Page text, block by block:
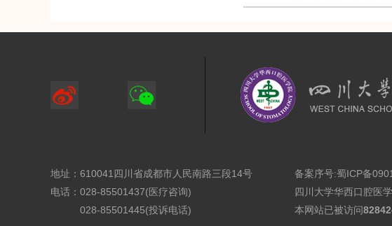
地址：610041四川省成都市人民南路三段14号
电话：028-85501437(医疗咨询)
028-85501445(投诉电话)
备案序号:蜀ICP备
四川大学华西口腔医
本网站已被访问